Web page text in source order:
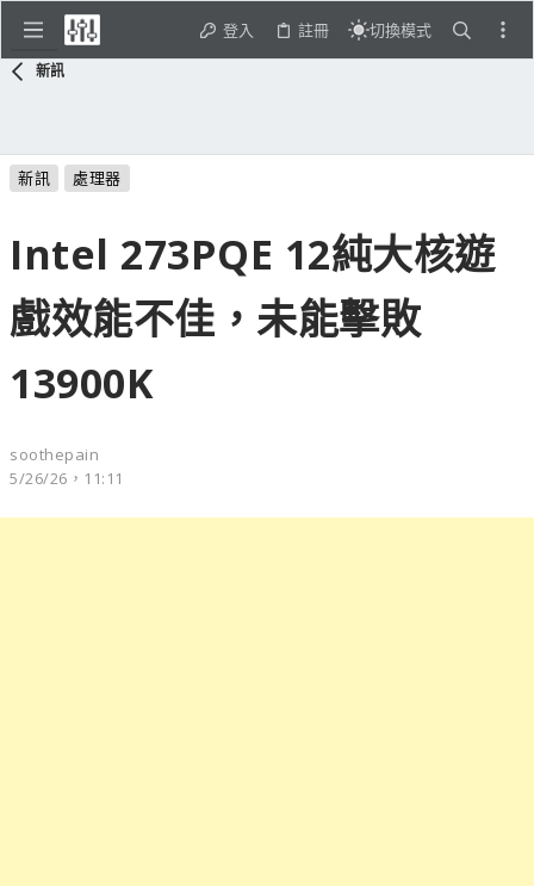
登入 註冊 切換模式
新訊
新訊 處理器
Intel 273PQE 12純大核遊
戲效能不佳，未能擊敗
13900K
soothepain
5/26/26，11:11